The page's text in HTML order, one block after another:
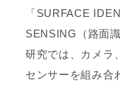
「SURFACE
SENSING（路面
研究では、カメラ
センサーを組み合